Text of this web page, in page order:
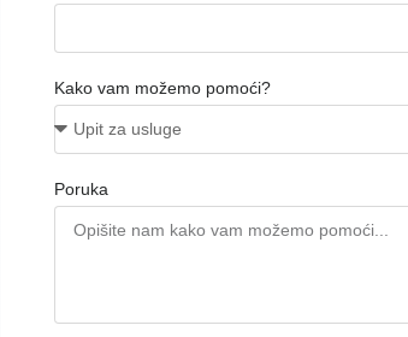
Kako vam možemo pomoći?
Poruka